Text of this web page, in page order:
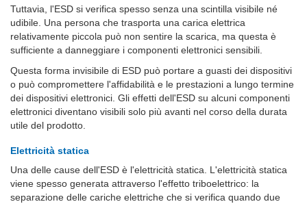
Tuttavia, l'ESD si verifica spesso senza una scintilla visibile né
udibile. Una persona che trasporta una carica elettrica
relativamente piccola può non sentire la scarica, ma questa è
sufficiente a danneggiare i componenti elettronici sensibili.
Questa forma invisibile di ESD può portare a guasti dei dispositivi
o può compromettere l'affidabilità e le prestazioni a lungo termine
dei dispositivi elettronici. Gli effetti dell'ESD su alcuni componenti
elettronici diventano visibili solo più avanti nel corso della durata
utile del prodotto.
Elettricità statica
Una delle cause dell'ESD è l'elettricità statica. L'elettricità statica
viene spesso generata attraverso l'effetto triboelettrico: la
separazione delle cariche elettriche che si verifica quando due